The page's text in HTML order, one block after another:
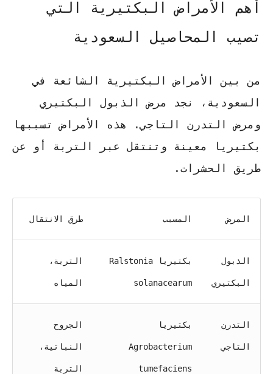
أهم الأمراض البكتيرية التي
تصيب المحاصيل السعودية
من بين الأمراض البكتيرية الشائعة في
السعودية، نجد مرض الذبول البكتيري
ومرض التدرن التاجي. هذه الأمراض تسببها
بكتيريا معينة وتنتقل عبر التربة أو عن
طريق الحشرات.
المرض المسبب طرق الانتقال
الذبول
البكتيري
بكتيريا Ralstonia
solanacearum
التربة،
المياه
التدرن
التاجي
بكتيريا
Agrobacterium
tumefaciens
الجروح
النباتية،
التربة